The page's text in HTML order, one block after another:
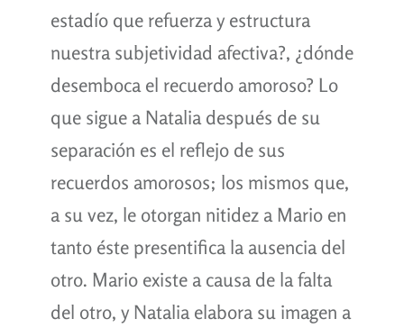
estadío que refuerza y estructura
nuestra subjetividad afectiva?, ¿dónde
desemboca el recuerdo amoroso? Lo
que sigue a Natalia después de su
separación es el reflejo de sus
recuerdos amorosos; los mismos que,
a su vez, le otorgan nitidez a Mario en
tanto éste presentifica la ausencia del
otro. Mario existe a causa de la falta
del otro, y Natalia elabora su imagen a